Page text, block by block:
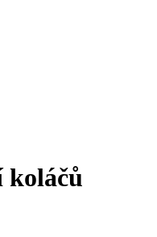
koláčů